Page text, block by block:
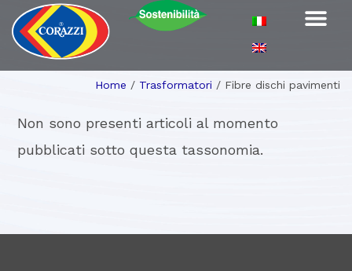
Home / Trasformatori / Fibre dischi pavimenti
Non sono presenti articoli al momento
pubblicati sotto questa tassonomia.